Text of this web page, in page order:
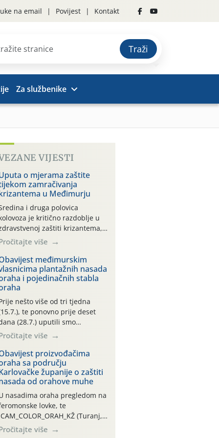
na email Povijest Kontakt
Traži
Za službenike
VIJESTI
o mjerama zaštite
zamračivanja
u Međimurju
i druga polovica
je kritično razdoblje u
zaštiti krizantema,
prije zamračivanja u proteklom
smo mjesecu tri puta upućivali
o preventivnim
zaštite krizantema od
uzročnika bolesti,
i fito-fagnih grinja (23.7.,
06.7.)! Na početku ovog
je zabilježeno je
i ekstremno vruće
razdoblje, uz
temperature […]
više
međimurskim
plantažnih nasada
i pojedinačnih stabla
nešto više od tri tjedna
te ponovno prije deset
(28.7.) uputili smo
vlasnicima plantažnih
nasada oraha i pojedinačnih
o početku leta i
potrebi usmjerenog
orahove muhe
completa)! Već
dana traje drugi
“toplinski udar”, koji
naročito izražen zadnja šest
(31.7.-05.8.), jer najviše
zraka svakodnevno
više
proizvođačima
sa području
županije o zaštiti
od orahove muhe
nasadima oraha pregledom na
lovke, te
CAM_COLOR_ORAH_KŽ (Turanj,
zabilježena je mala
više